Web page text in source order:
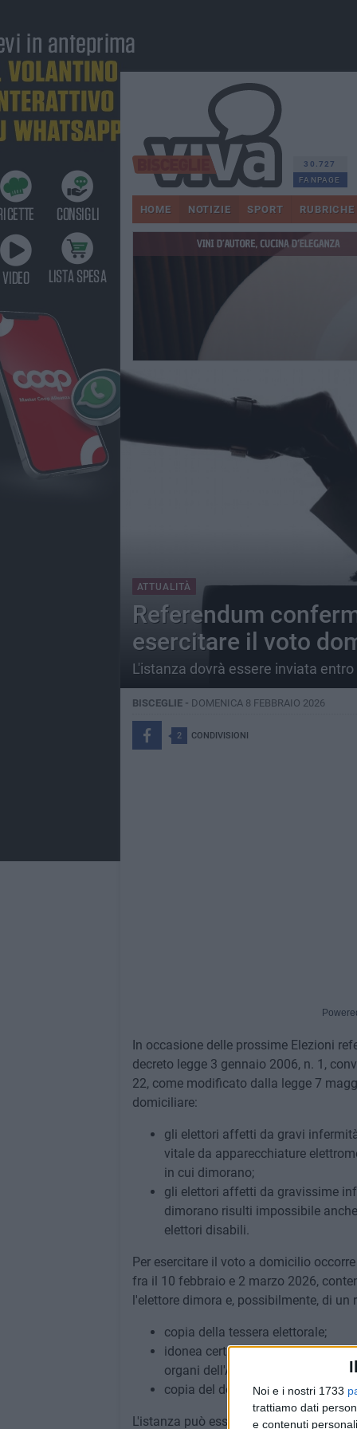
Noi e i nostri 1733
trattiamo dati
e contenuti
30.727
FANPAGE
HOME NOTIZIE SPORT RUBRICHE
ATTUALITÀ
Referendum
esercitare il voto
L'istanza dovrà essere inviata
BISCEGLIE - DOMENICA 8 FEBBRAIO 2026
2 CONDIVISIONI
In occasione delle prossime Elezioni
decreto legge 3 gennaio 2006, n. 1,
22, come modificato dalla legge 7
domiciliare:
gli elettori affetti da gravi
vitale da apparecchiature
in cui dimorano;
gli elettori affetti da gravissime
dimorano risulti impossibile
elettori disabili.
Per esercitare il voto a domicilio
fra il 10 febbraio e 2 marzo 2026,
l'elettore dimora e, possibilmente, di un
copia della tessera elettorale;
idonea certificazione sanitaria
organi dell'ASL;
copia del documento di identità.
L'istanza può essere presentata con le